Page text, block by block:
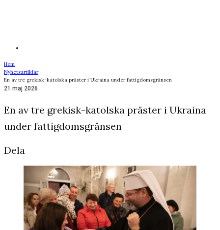
Hem
Nyhetsartiklar
En av tre grekisk-katolska präster i Ukraina under fattigdomsgränsen
21 maj 2026
En av tre grekisk-katolska präster i Ukraina
under fattigdomsgränsen
Dela